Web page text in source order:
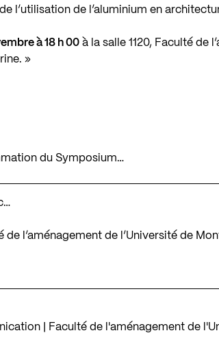
l’utilisation de l’aluminium en
à 18 h 00 à la salle 1120, Faculté de
»
du Symposium…
l’aménagement de l’Université de
| Faculté de l'aménagement de